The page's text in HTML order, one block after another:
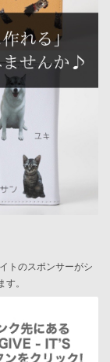
トのスポンサーがシ
。